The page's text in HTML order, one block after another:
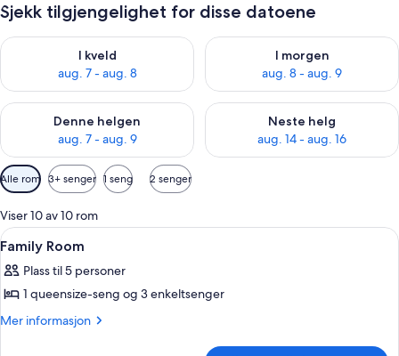
Sjekk tilgjengelighet for disse datoene
I kveld
aug. 7 - aug. 8
Sjekk tilgjengelighet for i kveld, aug. 7 - aug. 8
I morgen
aug. 8 - aug. 9
Sjekk tilgjengelighet for i
Denne helgen
aug. 7 - aug. 9
Sjekk tilgjengelighet for denne helgen, aug. 7 - aug. 9
Neste helg
aug. 14 - aug. 16
Sjekk tilgjengelighet for neste
Tilgjengelige
filtre
for
rom
Alle rom 3+ senger 1 seng 2 senger
Viser 10 av 10 rom
Åpne
alle
bildene
av
Family
Blendingsgardiner, lydisolert,
4
Family Room
Plass til 5 personer
1 queensize-seng og 3 enkeltsenger
Mer informasjon
Mer